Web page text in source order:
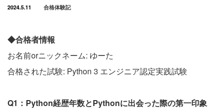
2024.5.11 合格体験記
◆合格者情報
お名前orニックネーム: ゆーた
合格された試験: Python 3 エンジニア認定実践試験
Q1：Python経歴年数とPythonに出会った際の第一印象